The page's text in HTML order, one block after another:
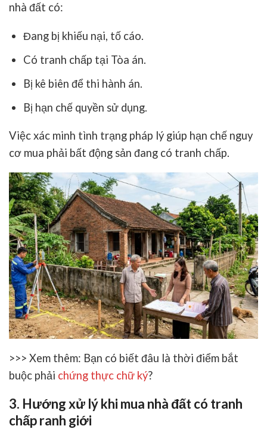
nhà đất có:
Đang bị khiếu nại, tố cáo.
Có tranh chấp tại Tòa án.
Bị kê biên để thi hành án.
Bị hạn chế quyền sử dụng.
Việc xác minh tình trạng pháp lý giúp hạn chế nguy
cơ mua phải bất động sản đang có tranh chấp.
>>> Xem thêm: Bạn có biết đâu là thời điểm bắt
buộc phải chứng thực chữ ký?
3. Hướng xử lý khi mua nhà đất có tranh
chấp ranh giới